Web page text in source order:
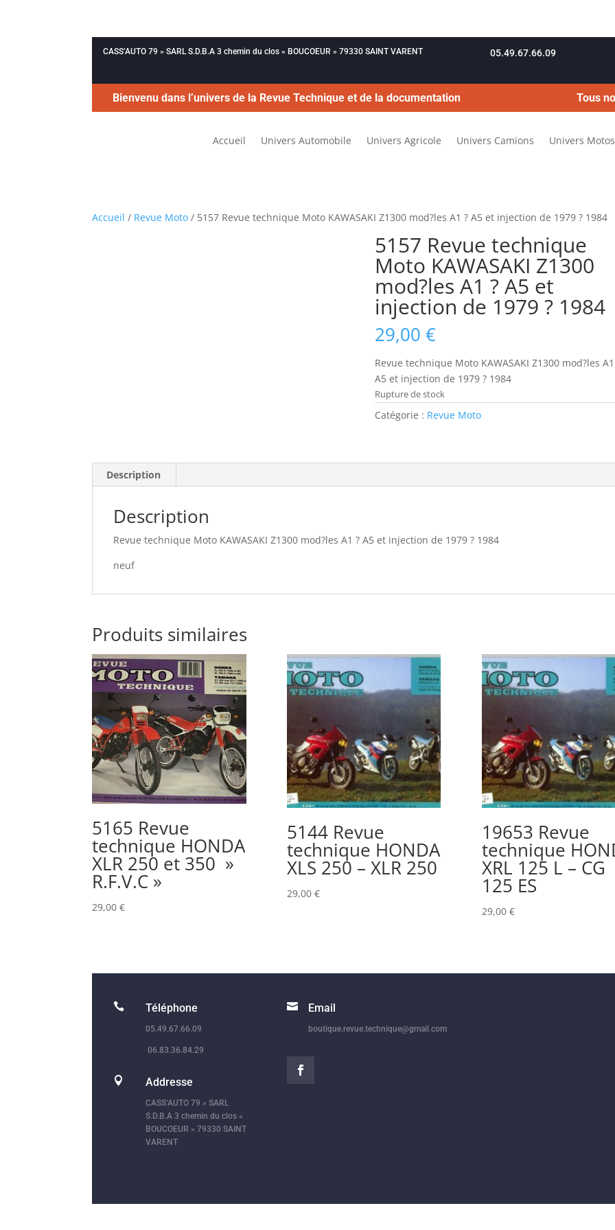
CASS’AUTO 79 » SARL S.D.B.A 3 chemin du clos « BOUCOEUR » 79330 SAINT VARENT 05.49.67.66.09
Bienvenu dans l’univers de la Revue Technique et de la documentation Tous
Accueil Univers Automobile Univers Agricole Univers Camions Univers Motos
Accueil / Revue Moto / 5157 Revue technique Moto KAWASAKI Z1300 mod?les A1 ? A5 et injection de 1979 ? 1984
5157 Revue technique
Moto KAWASAKI Z1300
mod?les A1 ? A5 et
injection de 1979 ? 1984
29,00€
Revue technique Moto KAWASAKI Z1300 mod?les
A5 et injection de 1979 ? 1984
Rupture de stock
Catégorie : Revue Moto
Description
Description
Revue technique Moto KAWASAKI Z1300 mod?les A1 ? A5 et injection de 1979 ? 1984
neuf
Produits similaires
5165 Revue
technique HONDA
XLR 250 et 350 »
R.F.V.C »
29,00€
5144 Revue
technique HONDA
XLS 250 – XLR 250
29,00 €
19653 Revue
technique
XRL 125 L – CG
125 ES
29,00 €
 Téléphone
05.49.67.66.09
06.83.36.84.29
 Addresse
CASS’AUTO 79 » SARL
S.D.B.A 3 chemin du clos «
BOUCOEUR » 79330 SAINT
VARENT
 Email
boutique.revue.technique@gmail.com